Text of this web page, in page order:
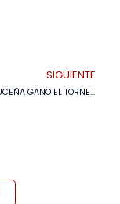
SIGUIENTE
LA DUPLA CRUCEÑA GANO EL TORNEO INTERCOLEGIAL DE PADEL CONSIGUIENDO SER CAMPEÓN DE LA COPA UNIFRANZ 2024.